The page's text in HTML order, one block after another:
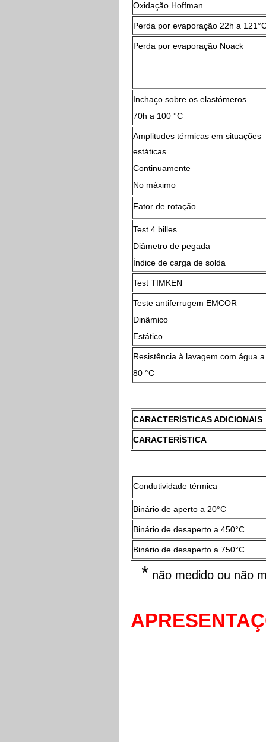
Oxidação Hoffman
Perda por evaporação 22h a
Perda por evaporação Noack
Inchaço sobre os elastómeros
70h a 100 °C
Amplitudes térmicas em situações
estáticas
Continuamente
No máximo
Fator de rotação
Test 4 billes
Diâmetro de pegada
Índice de carga de solda
Test TIMKEN
Teste antiferrugem EMCOR
Dinâmico
Estático
Resistência à lavagem com água a
80 °C
CARACTERÍSTICAS ADICIONAIS
CARACTERÍSTICA
Condutividade térmica
Binário de aperto a 20°C
Binário de desaperto a 450°C
Binário de desaperto a 750°C
* não medido ou não